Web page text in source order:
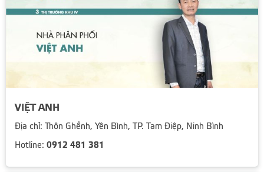
VIỆT ANH
Địa chỉ: Thôn Ghềnh, Yên Bình, TP. Tam Điệp, Ninh Bình
Hotline: 0912 481 381